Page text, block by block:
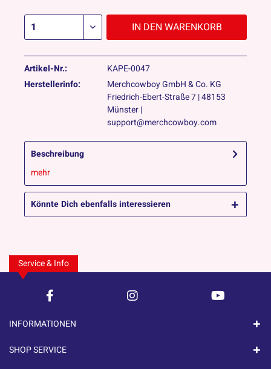
IN DEN WARENKORB
Artikel-Nr.:
KAPE-0047
Herstellerinfo:
Merchcowboy GmbH & Co. KG
Friedrich-Ebert-Straße 7 | 48153
Münster |
support@merchcowboy.com
Beschreibung
mehr
Könnte Dich ebenfalls interessieren
Service & Info
INFORMATIONEN
SHOP SERVICE